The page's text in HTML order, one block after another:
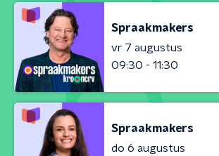
Spraakmakers
vr 7 augustus
09:30 - 11:30
Spraakmakers
do 6 augustus